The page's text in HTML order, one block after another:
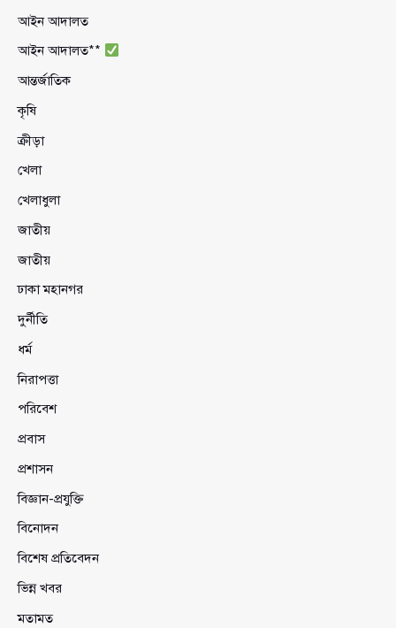
আইন আদালত
আইন আদালত**
আন্তর্জাতিক
কৃষি
ক্রীড়া
খেলা
খেলাধুলা
জাতীয়
জাতীয়
ঢাকা মহানগর
দুর্নীতি
ধর্ম
নিরাপত্তা
পরিবেশ
প্রবাস
প্রশাসন
বিজ্ঞান-প্রযুক্তি
বিনোদন
বিশেষ প্রতিবেদন
ভিন্ন খবর
মতামত